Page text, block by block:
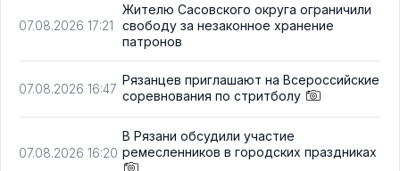
07.08.2026 17:21
Жителю Сасовского округа ограничили
свободу за незаконное хранение
патронов
07.08.2026 16:47
Рязанцев приглашают на Всероссийские
соревнования по стритболу
07.08.2026 16:20
В Рязани обсудили участие
ремесленников в городских праздниках